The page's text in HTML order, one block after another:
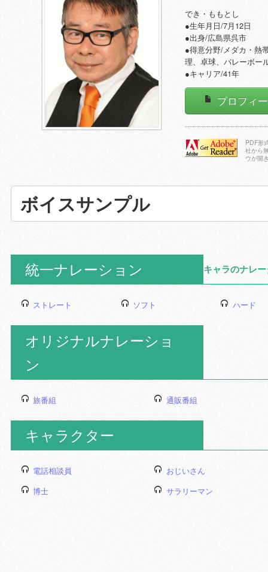
でき・ももとし
●生年月日/7月12日
●出身/広島県呉市
●得意分野/メダカ・熱
理、卓球、バレーボー
●キャリア/41年
プロフィ
ドする
PDF形
社から
ウが開
ボイスサンプル
統一ナレーション キャラのナレ
ストレート ソフト ハード
オリジナルナレーショ
ン
旅番組 通販番組
キャラクター
電話相談員
おじいさん
博士
サラリーマン